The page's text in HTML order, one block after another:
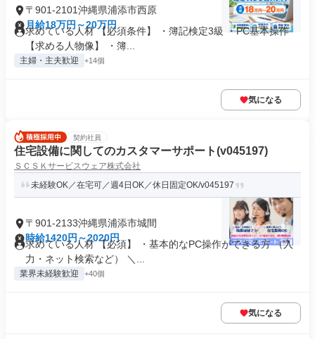
〒901-2101沖縄県浦添市西原
月給18万円～20万円
求めている人材 【必須条件】 ・簿記検定3級 ・PC基本操作
【求める人物像】 ・簿...
主婦・主夫歓迎 +14個
気になる
契約社員
住宅設備に関してのカスタマーサポート(v045197)
ＳＣＳＫサービスウェア株式会社
未経験OK／在宅可／週4日OK／休日固定OK/v045197
〒901-2133沖縄県浦添市城間
時給1420円～2020円
求めている人材 【必須】 ・基本的なPC操作ができる方 （入
力・ネット検索など） ＼...
業界未経験歓迎 +40個
気になる